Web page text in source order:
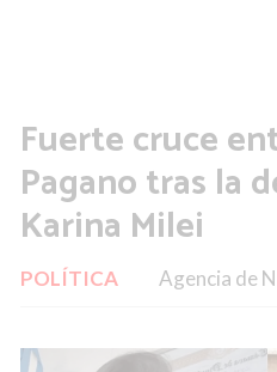
Fuerte cruce
Pagano tras la
Karina Milei
POLÍTICA Agencia de